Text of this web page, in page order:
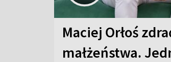
Maciej Orłoś
małżeństwa.